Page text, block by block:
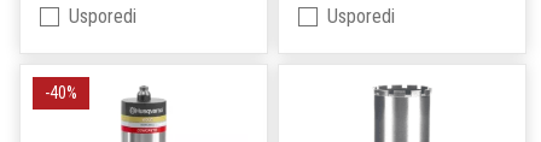
Usporedi
Usporedi
-40%